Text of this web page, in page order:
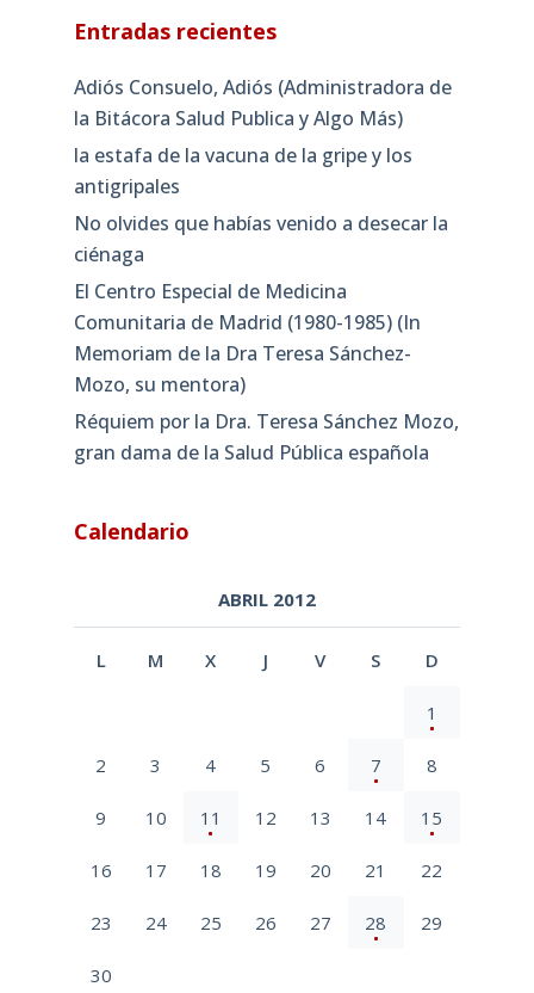
Entradas recientes
Adiós Consuelo, Adiós (Administradora de
la Bitácora Salud Publica y Algo Más)
la estafa de la vacuna de la gripe y los
antigripales
No olvides que habías venido a desecar la
ciénaga
El Centro Especial de Medicina
Comunitaria de Madrid (1980-1985) (In
Memoriam de la Dra Teresa Sánchez-
Mozo, su mentora)
Réquiem por la Dra. Teresa Sánchez Mozo,
gran dama de la Salud Pública española
Calendario
ABRIL 2012
L M X J V S D
1
2 3 4 5 6 7 8
9 10 11 12 13 14 15
16 17 18 19 20 21 22
23 24 25 26 27 28 29
30